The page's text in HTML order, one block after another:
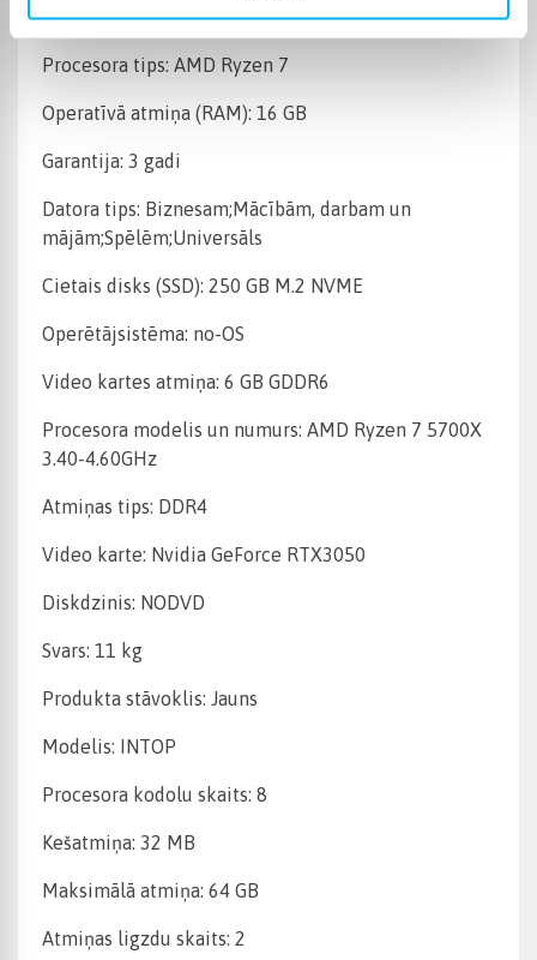
Procesora tips: AMD Ryzen 7
Operatīvā atmiņa (RAM): 16 GB
Garantija: 3 gadi
Datora tips: Biznesam;Mācībām, darbam un
mājām;Spēlēm;Universāls
Cietais disks (SSD): 250 GB M.2 NVME
Operētājsistēma: no-OS
Video kartes atmiņa: 6 GB GDDR6
Procesora modelis un numurs: AMD Ryzen 7 5700X
3.40-4.60GHz
Atmiņas tips: DDR4
Video karte: Nvidia GeForce RTX3050
Diskdzinis: NODVD
Svars: 11 kg
Produkta stāvoklis: Jauns
Modelis: INTOP
Procesora kodolu skaits: 8
Kešatmiņa: 32 MB
Maksimālā atmiņa: 64 GB
Atmiņas ligzdu skaits: 2